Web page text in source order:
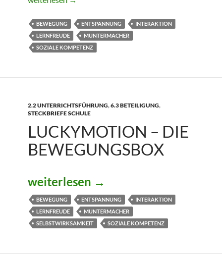
BEWEGUNG ENTSPANNUNG
INTERAKTION
LERNFREUDE
MUNTERMACHER
SOZIALE KOMPETENZ
2.2 UNTERRICHTSFÜHRUNG,6.3 BETEILIGUNG,
STECKBRIEFE SCHULE
LUCKYMOTION – DIE
BEWEGUNGSBOX
LuckyMotion – Die Bewegungsbox
weiterlesen →
BEWEGUNG ENTSPANNUNG
INTERAKTION
LERNFREUDE
MUNTERMACHER
SELBSTWIRKSAMKEIT
SOZIALE KOMPETENZ